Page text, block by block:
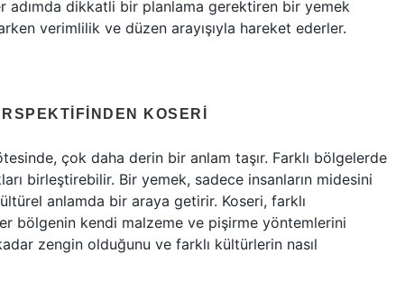
adımda dikkatli bir planlama gerektiren bir yemek
verimlilik ve düzen arayışıyla hareket ederler.
KOSERI
çok daha derin bir anlam taşır. Farklı bölgelerde
birleştirebilir. Bir yemek, sadece insanların midesini
anlamda bir araya getirir. Koseri, farklı
bölgenin kendi malzeme ve pişirme yöntemlerini
zengin olduğunu ve farklı kültürlerin nasıl